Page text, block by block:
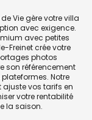
Vie gère votre villa
avec exigence.
avec petites
Freinet crée votre
photos
son référencement
Notre
vos tarifs en
votre rentabilité
la saison.